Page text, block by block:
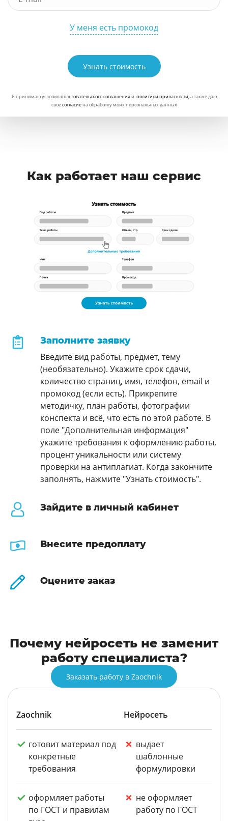
У меня есть промокод
Узнать стоимость
Я принимаю условияпользовательского соглашенияи политики приватности, а также даю
своесогласиена обработку моих персональных данных
Как работает наш сервис
Заполните заявку
Введите вид работы, предмет, тему
(необязательно). Укажите срок сдачи,
количество страниц, имя, телефон, email и
промокод (если есть). Прикрепите
методичку, план работы, фотографии
конспекта и всё, что есть по этой работе. В
поле "Дополнительная информация"
укажите требования к оформлению работы,
процент уникальности или систему
проверки на антиплагиат. Когда закончите
заполнять, нажмите "Узнать стоимость".
Зайдите в личный кабинет
Внесите предоплату
Оцените заказ
Почему нейросеть не заменит
работу специалиста?
Заказать работу в Zaochnik
Zaochnik Нейросеть
готовит материал под
конкретные
требования
выдает
шаблонные
формулировки
оформляет работы
по ГОСТ и правилам
не оформляет
работу по ГОСТ